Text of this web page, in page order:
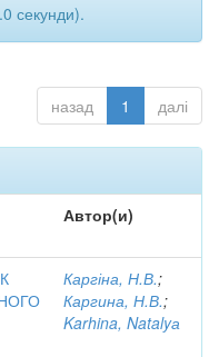
секунди).
назад 1 далі
Автор(и)
Каргіна, Н.В.;
Каргина, Н.В.;
Karhina, Natalyа